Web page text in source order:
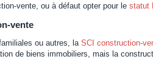
vente, ou à défaut opter pour le statut
vente
ou autres, la SCI construction-
de biens immobiliers, mais la